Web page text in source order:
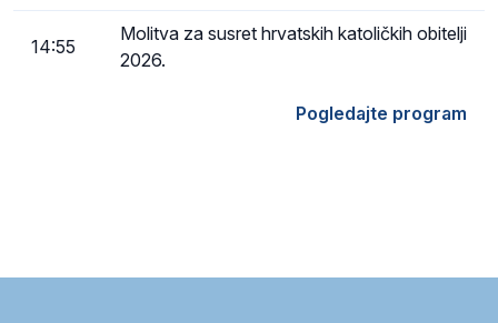
14:55
Molitva za susret hrvatskih katoličkih obitelji
2026.
Pogledajte program